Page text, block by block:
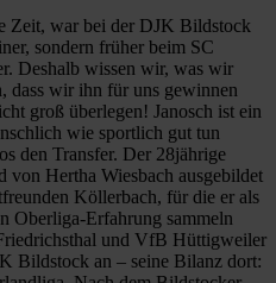
Zeit, war bei der DJK Bildstock
sondern früher beim SC
Deshalb wissen wir, was wir
dass wir ihn für uns gewinnen
groß überlegen! Janosch ist ein
wie sportlich gut tun
den Transfer. Der 28jährige
von Hertha Wiesbach ausgebildet
Köllerbach, für die er als
Oberliga-Erfahrung sammeln
und VfB Hüttigweiler
Bildstock an – seine Bilanz dort: